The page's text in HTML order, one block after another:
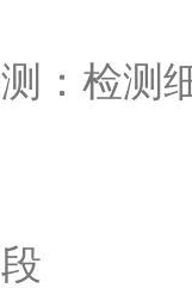
检测细